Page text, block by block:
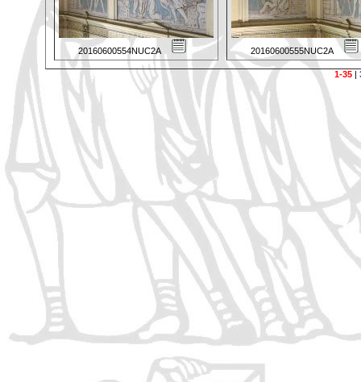
20160600554NUC2A 20160600555NUC2A
1-35|